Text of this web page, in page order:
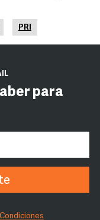
PRI
para